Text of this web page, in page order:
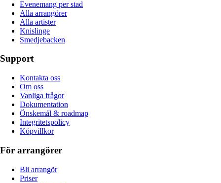
Evenemang per stad
Alla arrangörer
Alla artister
Knislinge
Smedjebacken
Support
Kontakta oss
Om oss
Vanliga frågor
Dokumentation
Önskemål & roadmap
Integritetspolicy
Köpvillkor
För arrangörer
Bli arrangör
Priser